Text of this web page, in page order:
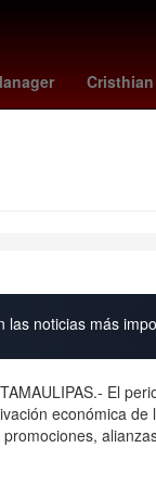
de Indias
las noticias más
El
económica de